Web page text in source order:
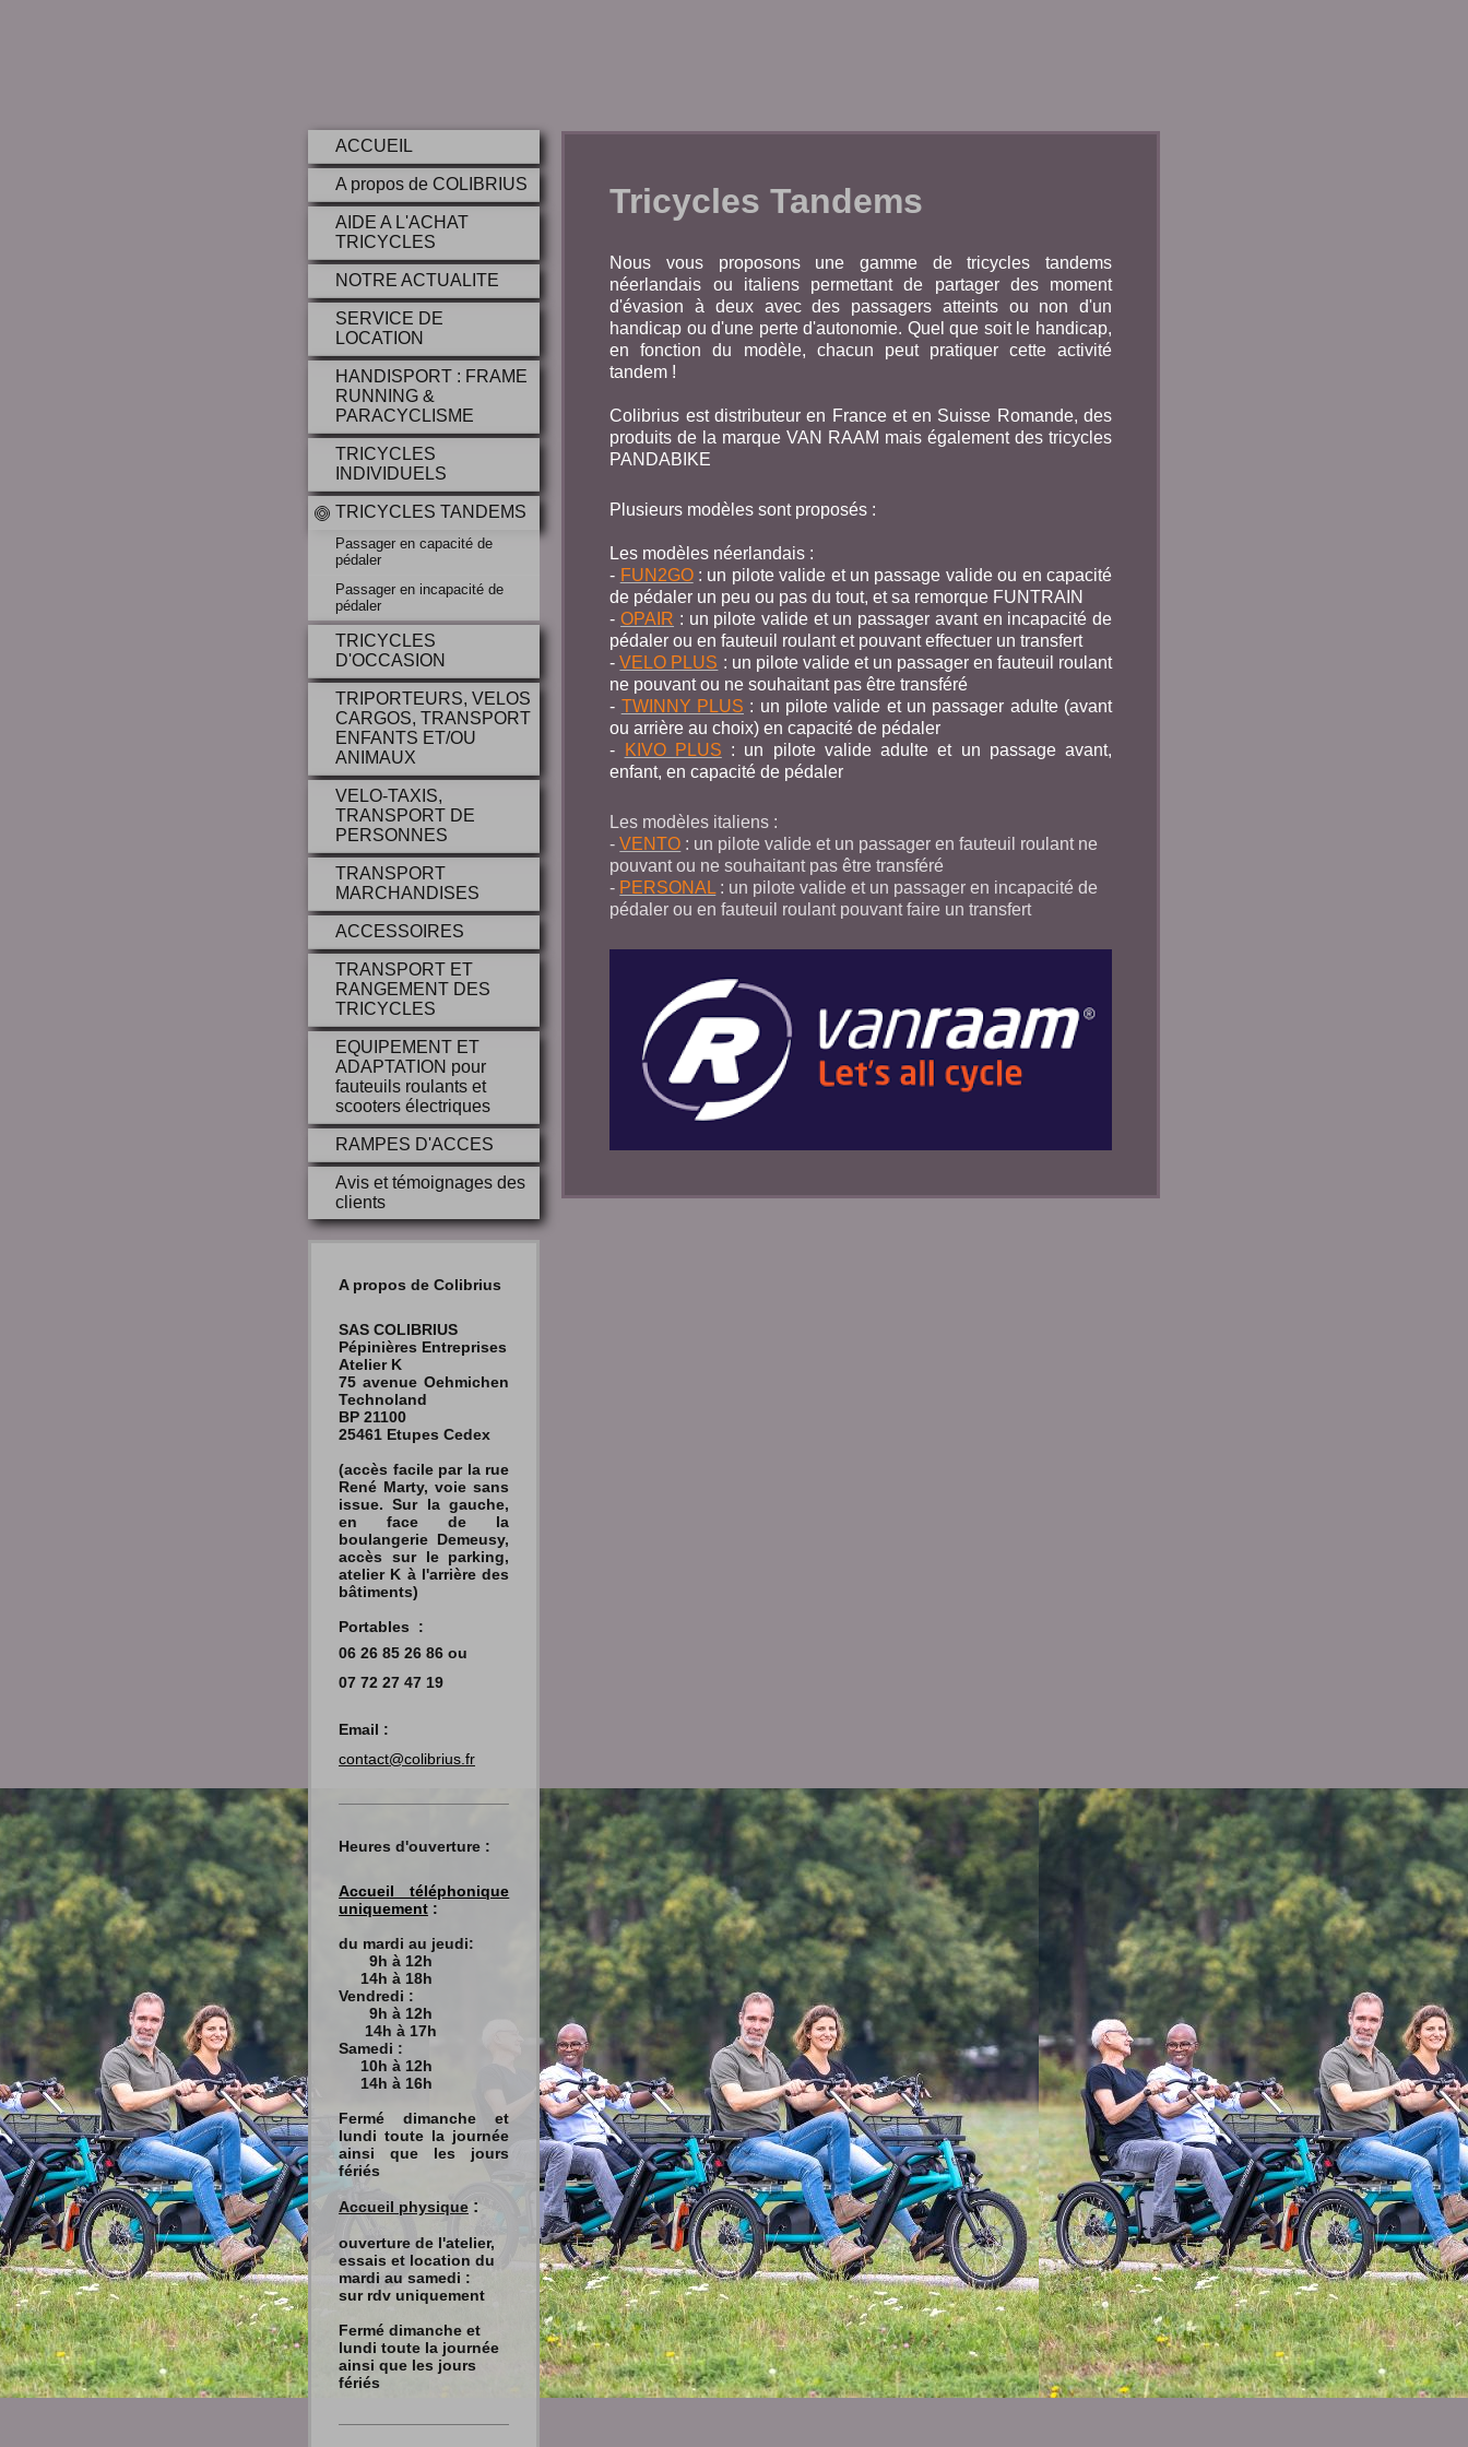
ACCUEIL
A propos de COLIBRIUS
AIDE A L'ACHAT
TRICYCLES
NOTRE ACTUALITE
SERVICE DE
LOCATION
HANDISPORT : FRAME
RUNNING &
PARACYCLISME
TRICYCLES
INDIVIDUELS
TRICYCLES TANDEMS
Passager en capacité de
pédaler
Passager en incapacité de
pédaler
TRICYCLES
D'OCCASION
TRIPORTEURS, VELOS
CARGOS, TRANSPORT
ENFANTS ET/OU
ANIMAUX
VELO-TAXIS,
TRANSPORT DE
PERSONNES
TRANSPORT
MARCHANDISES
ACCESSOIRES
TRANSPORT ET
RANGEMENT DES
TRICYCLES
EQUIPEMENT ET
ADAPTATION pour
fauteuils roulants et
scooters électriques
RAMPES D'ACCES
Avis et témoignages des
clients
A propos de Colibrius
SAS COLIBRIUS
Pépinières Entreprises
Atelier K
75 avenue Oehmichen
Technoland
BP 21100
25461 Etupes Cedex
(accès facile par la rue
René Marty, voie sans
issue. Sur la gauche,
en face de la
boulangerie Demeusy,
accès sur le parking,
atelier K à l'arrière des
bâtiments)
Portables :
06 26 85 26 86 ou
07 72 27 47 19
Email :
contact@colibrius.fr
Heures d'ouverture :
Accueil téléphonique
uniquement :
du mardi au jeudi:
9h à 12h
14h à 18h
Vendredi :
9h à 12h
14h à 17h
Samedi :
10h à 12h
14h à 16h
Fermé dimanche et
lundi toute la journée
ainsi que les jours
fériés
Accueil physique :
ouverture de l'atelier,
essais et location du
mardi au samedi :
sur rdv uniquement
Fermé dimanche et
lundi toute la journée
ainsi que les jours
fériés
Tricycles Tandems
Nous vous proposons une gamme de tricycles tandems
néerlandais ou italiens permettant de partager des moment
d'évasion à deux avec des passagers atteints ou non d'un
handicap ou d'une perte d'autonomie. Quel que soit le handicap,
en fonction du modèle, chacun peut pratiquer cette activité
tandem !
Colibrius est distributeur en France et en Suisse Romande, des
produits de la marque VAN RAAM mais également des tricycles
PANDABIKE
Plusieurs modèles sont proposés :
Les modèles néerlandais :
- FUN2GO : un pilote valide et un passage valide ou en capacité
de pédaler un peu ou pas du tout, et sa remorque FUNTRAIN
- OPAIR : un pilote valide et un passager avant en incapacité de
pédaler ou en fauteuil roulant et pouvant effectuer un transfert
- VELO PLUS : un pilote valide et un passager en fauteuil roulant
ne pouvant ou ne souhaitant pas être transféré
- TWINNY PLUS : un pilote valide et un passager adulte (avant
ou arrière au choix) en capacité de pédaler
-
KIVO PLUS : un pilote valide adulte et un passage avant,
enfant, en capacité de pédaler
Les modèles italiens :
-VENTO : un pilote valide et un passager en fauteuil roulant ne
pouvant ou ne souhaitant pas être transféré
- PERSONAL : un pilote valide et un passager en incapacité de
pédaler ou en fauteuil roulant pouvant faire un transfert